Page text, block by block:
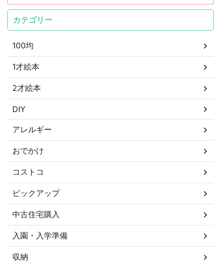
カテゴリー
100均
1才絵本
2才絵本
DIY
アレルギー
おでかけ
コストコ
ピックアップ
中古住宅購入
入園・入学準備
収納